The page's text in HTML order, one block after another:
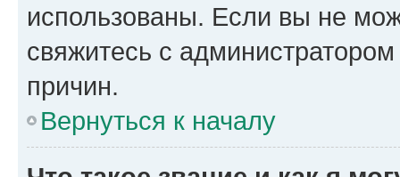
использованы. Если вы не
свяжитесь с
причин.
Вернуться к началу